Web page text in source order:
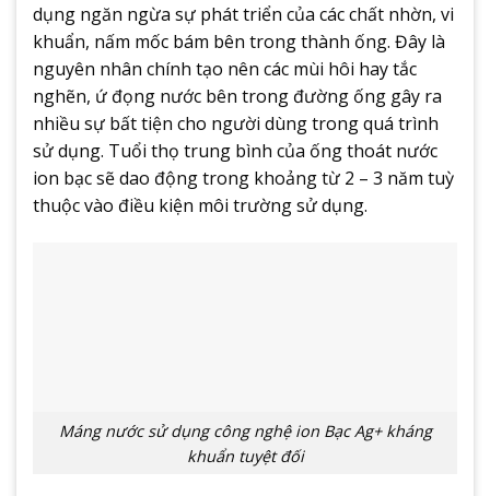
dụng ngăn ngừa sự phát triển của các chất nhờn, vi
khuẩn, nấm mốc bám bên trong thành ống. Đây là
nguyên nhân chính tạo nên các mùi hôi hay tắc
nghẽn, ứ đọng nước bên trong đường ống gây ra
nhiều sự bất tiện cho người dùng trong quá trình
sử dụng. Tuổi thọ trung bình của ống thoát nước
ion bạc sẽ dao động trong khoảng từ 2 – 3 năm tuỳ
thuộc vào điều kiện môi trường sử dụng.
Máng nước sử dụng công nghệ ion Bạc Ag+ kháng
khuẩn tuyệt đối